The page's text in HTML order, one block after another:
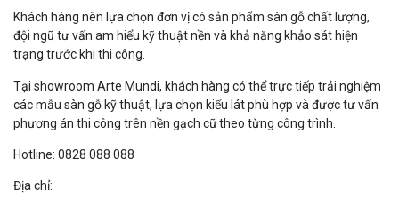
Khách hàng nên lựa chọn đơn vị có sản phẩm sàn gỗ chất lượng,
đội ngũ tư vấn am hiểu kỹ thuật nền và khả năng khảo sát hiện
trạng trước khi thi công.
Tại showroom Arte Mundi, khách hàng có thể trực tiếp trải nghiệm
các mẫu sàn gỗ kỹ thuật, lựa chọn kiểu lát phù hợp và được tư vấn
phương án thi công trên nền gạch cũ theo từng công trình.
Hotline: 0828 088 088
Địa chỉ: